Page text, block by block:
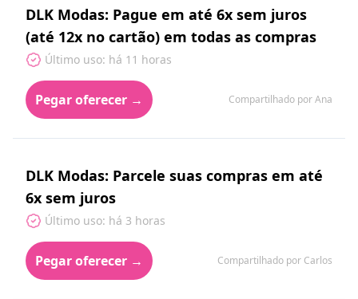
DLK Modas: Pague em até 6x sem juros
(até 12x no cartão) em todas as compras
Último uso: há 11 horas
Pegar oferecer → Compartilhado por Ana
DLK Modas: Parcele suas compras em até
6x sem juros
Último uso: há 3 horas
Pegar oferecer → Compartilhado por Carlos